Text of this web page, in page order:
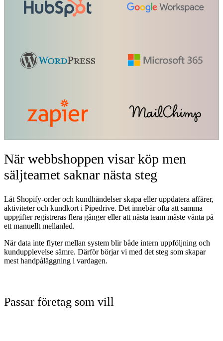
När webbshoppen visar köp men
säljteamet saknar nästa steg
Låt Shopify-order och kundhändelser skapa eller uppdatera affärer,
aktiviteter och kundkort i Pipedrive. Det innebär ofta att samma
uppgifter registreras flera gånger eller att nästa team måste vänta på
ett manuellt mellanled.
När data inte flyter mellan system blir både intern uppföljning och
kundupplevelse sämre. Därför börjar vi med det steg som skapar
mest handpåläggning i vardagen.
Passar företag som vill